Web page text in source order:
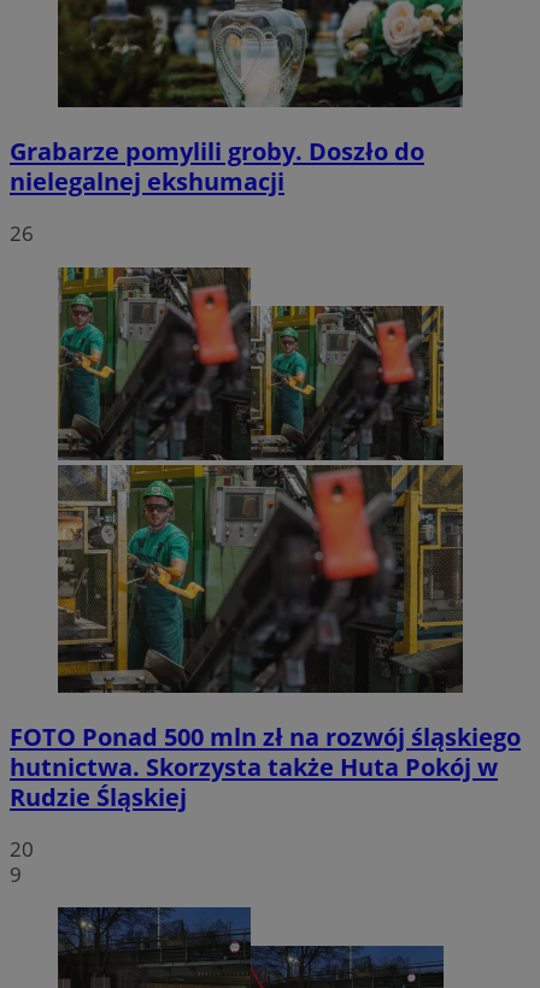
Grabarze pomylili groby. Doszło do
nielegalnej ekshumacji
26
FOTO Ponad 500 mln zł na rozwój śląskiego
hutnictwa. Skorzysta także Huta Pokój w
Rudzie Śląskiej
20
9